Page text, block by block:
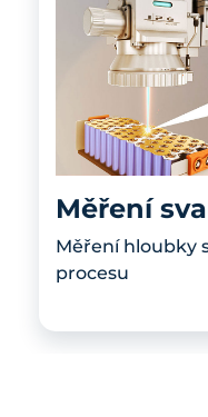
Měření
Měření hloubky
procesu